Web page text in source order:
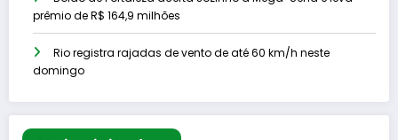
prêmio de R$ 164,9 milhões
Rio registra rajadas de vento de até 60 km/h neste
domingo